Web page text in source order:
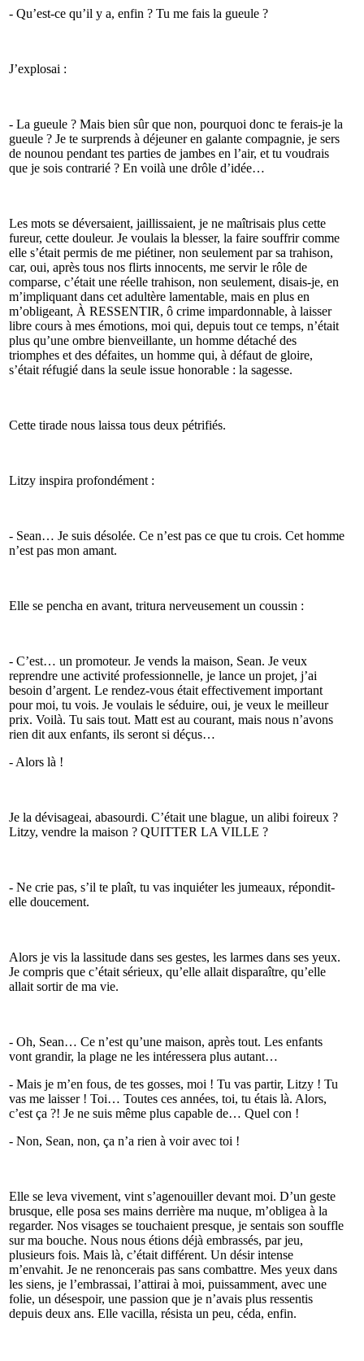
- Qu’est-ce qu’il y a, enfin ? Tu me fais la gueule ?
J’explosai :
- La gueule ? Mais bien sûr que non, pourquoi donc te ferais-je la
gueule ? Je te surprends à déjeuner en galante compagnie, je sers
de nounou pendant tes parties de jambes en l’air, et tu voudrais
que je sois contrarié ? En voilà une drôle d’idée…
Les mots se déversaient, jaillissaient, je ne maîtrisais plus cette
fureur, cette douleur. Je voulais la blesser, la faire souffrir comme
elle s’était permis de me piétiner, non seulement par sa trahison,
car, oui, après tous nos flirts innocents, me servir le rôle de
comparse, c’était une réelle trahison, non seulement, disais-je, en
m’impliquant dans cet adultère lamentable, mais en plus en
m’obligeant, À RESSENTIR, ô crime impardonnable, à laisser
libre cours à mes émotions, moi qui, depuis tout ce temps, n’était
plus qu’une ombre bienveillante, un homme détaché des
triomphes et des défaites, un homme qui, à défaut de gloire,
s’était réfugié dans la seule issue honorable : la sagesse.
Cette tirade nous laissa tous deux pétrifiés.
Litzy inspira profondément :
- Sean… Je suis désolée. Ce n’est pas ce que tu crois. Cet homme
n’est pas mon amant.
Elle se pencha en avant, tritura nerveusement un coussin :
- C’est… un promoteur. Je vends la maison, Sean. Je veux
reprendre une activité professionnelle, je lance un projet, j’ai
besoin d’argent. Le rendez-vous était effectivement important
pour moi, tu vois. Je voulais le séduire, oui, je veux le meilleur
prix. Voilà. Tu sais tout. Matt est au courant, mais nous n’avons
rien dit aux enfants, ils seront si déçus…
- Alors là !
Je la dévisageai, abasourdi. C’était une blague, un alibi foireux ?
Litzy, vendre la maison ? QUITTER LA VILLE ?
- Ne crie pas, s’il te plaît, tu vas inquiéter les jumeaux, répondit-
elle doucement.
Alors je vis la lassitude dans ses gestes, les larmes dans ses yeux.
Je compris que c’était sérieux, qu’elle allait disparaître, qu’elle
allait sortir de ma vie.
- Oh, Sean… Ce n’est qu’une maison, après tout. Les enfants
vont grandir, la plage ne les intéressera plus autant…
- Mais je m’en fous, de tes gosses, moi ! Tu vas partir, Litzy ! Tu
vas me laisser ! Toi… Toutes ces années, toi, tu étais là. Alors,
c’est ça ?! Je ne suis même plus capable de… Quel con !
- Non, Sean, non, ça n’a rien à voir avec toi !
Elle se leva vivement, vint s’agenouiller devant moi. D’un geste
brusque, elle posa ses mains derrière ma nuque, m’obligea à la
regarder. Nos visages se touchaient presque, je sentais son souffle
sur ma bouche. Nous nous étions déjà embrassés, par jeu,
plusieurs fois. Mais là, c’était différent. Un désir intense
m’envahit. Je ne renoncerais pas sans combattre. Mes yeux dans
les siens, je l’embrassai, l’attirai à moi, puissamment, avec une
folie, un désespoir, une passion que je n’avais plus ressentis
depuis deux ans. Elle vacilla, résista un peu, céda, enfin.